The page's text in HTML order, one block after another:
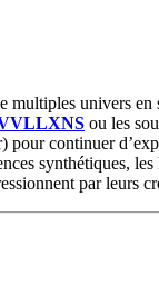
multiples univers en
ou les
continuer
synthétiques,
par leurs